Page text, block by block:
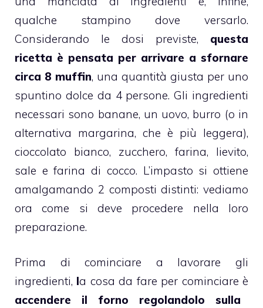
qualche stampino dove versarlo.
Considerando le dosi previste, questa
ricetta è pensata per arrivare a sfornare
circa 8 muffin, una quantità giusta per uno
spuntino dolce da 4 persone. Gli ingredienti
necessari sono banane, un uovo, burro (o in
alternativa margarina, che è più leggera),
cioccolato bianco, zucchero, farina, lievito,
sale e farina di cocco. L’impasto si ottiene
amalgamando 2 composti distinti: vediamo
ora come si deve procedere nella loro
preparazione.
Prima di cominciare a lavorare gli
ingredienti, la cosa da fare per cominciare è
accendere il forno regolandolo sulla